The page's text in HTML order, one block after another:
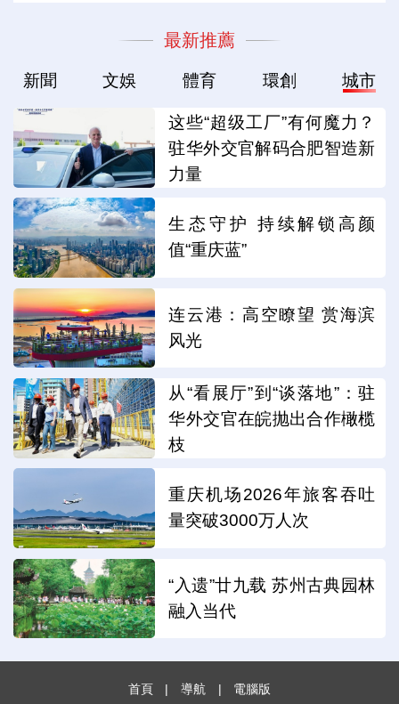
最新推薦
新聞 文娛 體育 環創 城市
这些“超级工厂”有何魔力？
驻华外交官解码合肥智造新
力量
生态守护 持续解锁高颜
值“重庆蓝”
连云港：高空瞭望 赏海滨
风光
从“看展厅”到“谈落地”：驻
华外交官在皖抛出合作橄榄
枝
重庆机场2026年旅客吞吐
量突破3000万人次
“入遗”廿九载 苏州古典园林
融入当代
首頁 | 導航 | 電腦版